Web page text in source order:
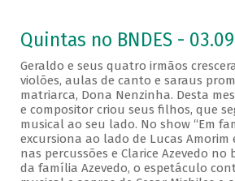
Quintas no BNDES -
Geraldo e seus quatro irmãos
violões, aulas de canto e saraus
matriarca, Dona Nenzinha. Desta
e compositor criou seus filhos, que
musical ao seu lado. No show “Em
excursiona ao lado de Lucas Amorim
nas percussões e Clarice Azevedo no
da família Azevedo, o espetáculo